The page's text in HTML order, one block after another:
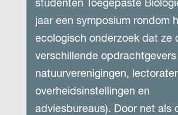
studenten Toegepaste
jaar een symposium rondom
ecologisch onderzoek dat ze
verschillende opdrachtgevers
natuurverenigingen,
overheidsinstellingen en
adviesbureaus). Door net als